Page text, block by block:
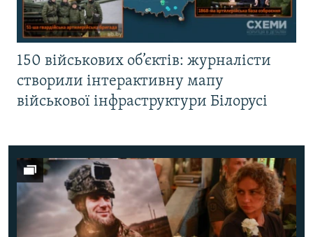
150 військових об’єктів: журналісти
створили інтерактивну мапу
військової інфраструктури Білорусі